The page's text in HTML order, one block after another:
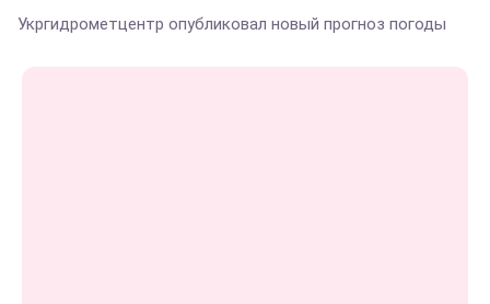
Укргидрометцентр опубликовал новый прогноз погоды